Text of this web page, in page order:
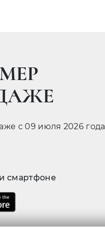
с 09 июля 2026 года
смартфоне